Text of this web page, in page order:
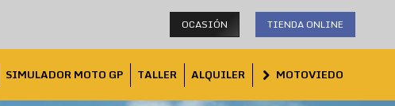
OCASIÓN TIENDA ONLINE
SIMULADOR MOTO GP TALLER ALQUILER MOTOVIEDO